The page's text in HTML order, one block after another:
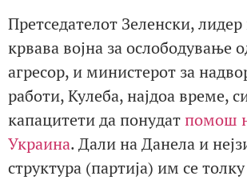
Претседателот Зеленски, лидер
крвава војна за ослободување
агресор, и министерот за
работи, Кулеба, најдоа време,
капацитети да понудатпомош
Украина. Дали на Данела и
структура (партија) им се